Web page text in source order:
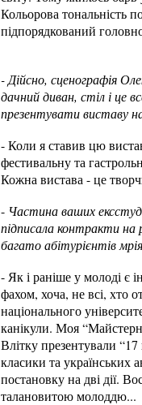
Кольорова тональність
підпорядкований
- Дійсно, сценографія
дачний диван, стіл і це
презентувати виставу
- Коли я ставив цю
фестивальну та
Кожна вистава - це
- Частина ваших
підписала контракти на
багато абітурієнтів
- Як і раніше у молоді є
фахом, хоча, не всі, хто
національного
канікули. Моя
Влітку презентували
класики та українських
постановку на дві дії.
талановитою молоддю...